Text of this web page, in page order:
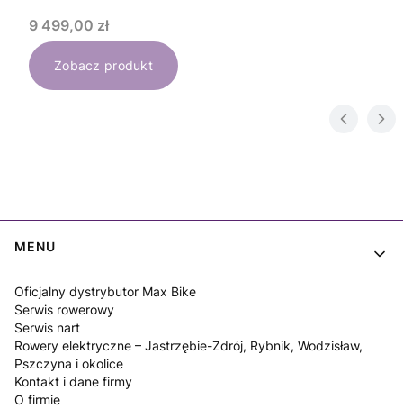
Cena
9 499,00 zł
Zobacz produkt
Linki w stopce
MENU
Oficjalny dystrybutor Max Bike
Serwis rowerowy
Serwis nart
Rowery elektryczne – Jastrzębie-Zdrój, Rybnik, Wodzisław,
Pszczyna i okolice
Kontakt i dane firmy
O firmie